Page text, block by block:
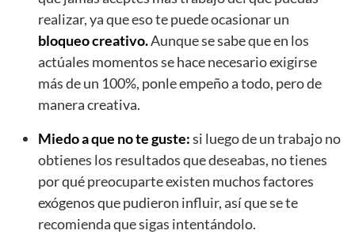
realizar, ya que eso te puede ocasionar un
bloqueo creativo.Aunque se sabe que en los
actúales momentos se hace necesario exigirse
más de un 100%, ponle empeño a todo, pero de
manera creativa.
Miedo a que no te guste:si luego de un trabajo no
obtienes los resultados que deseabas, no tienes
por qué preocuparte existen muchos factores
exógenos que pudieron influir, así que se te
recomienda que sigas intentándolo.